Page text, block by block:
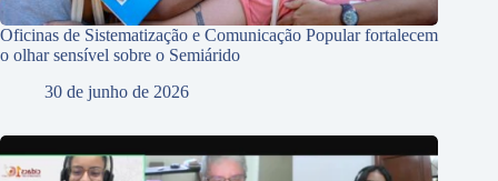
Oficinas de Sistematização e Comunicação Popular fortalecem
o olhar sensível sobre o Semiárido
30 de junho de 2026